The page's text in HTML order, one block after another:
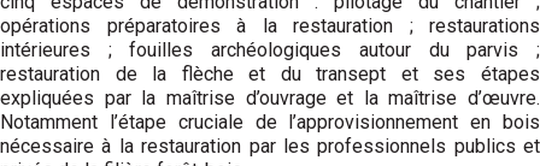
opérations préparatoires à la restauration ; restaurations
intérieures ; fouilles archéologiques autour du parvis ;
restauration de la flèche et du transept et ses étapes
expliquées par la maîtrise d’ouvrage et la maîtrise d’œuvre.
Notamment l’étape cruciale de l’approvisionnement en bois
nécessaire à la restauration par les professionnels publics et